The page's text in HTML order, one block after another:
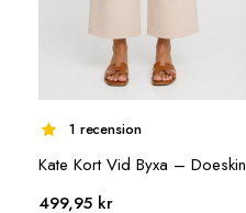
1 recension
Kate Kort Vid Byxa – Doeskin
499,95 kr
Den här